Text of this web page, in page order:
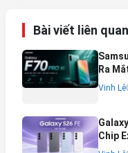
Bài viết liên quan
Ra
Phần
Vinh Lê
Chip
Bán